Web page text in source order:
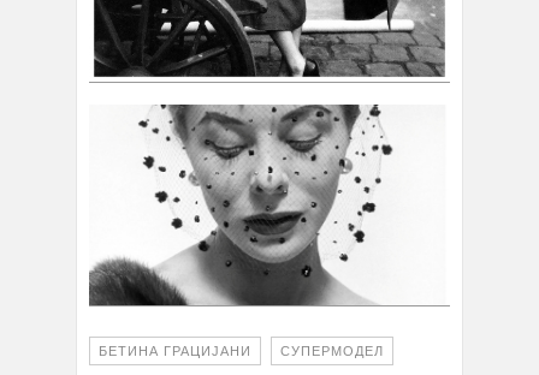
БЕТИНА ГРАЦИЈАНИ СУПЕРМОДЕЛ